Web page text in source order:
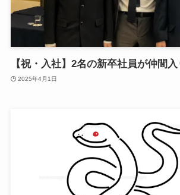
【祝・入社】2名の新卒社員が仲間入
2025年4月1日